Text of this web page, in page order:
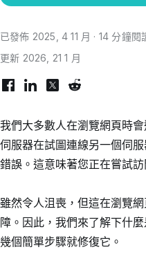
已發佈 2025, 4 11 月 · 14 分鐘閱
更新 2026, 21 1 月
我們大多數人在瀏覽網頁時
伺服器在試圖連線另一個伺
錯誤。這意味著您正在嘗試
雖然令人沮喪，但這在瀏覽
障。因此，我們來了解下什
幾個簡單步驟就修復它。